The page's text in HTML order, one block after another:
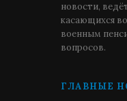
новости,
касающихся
военным
вопросов.
ГЛАВНЫЕ